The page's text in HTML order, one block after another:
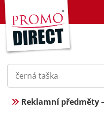
Reklamní předměty